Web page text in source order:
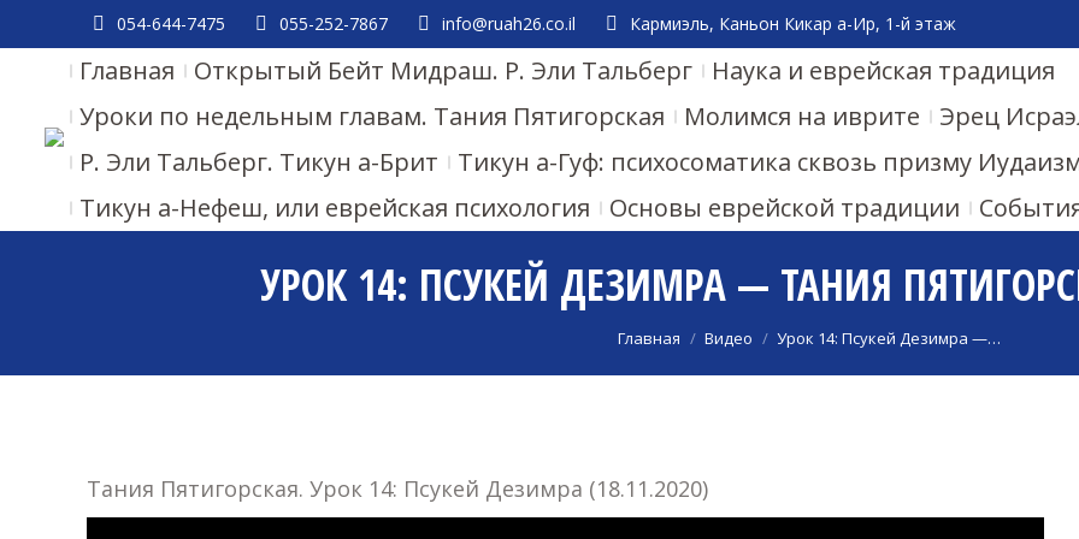
054-644-7475 055-252-7867 info@ruah26.co.il Кармиэль, Каньон Кикар а-Ир, 1-й этаж
Главная Открытый Бейт Мидраш. Р. Эли Тальберг
Наука и еврейская традиция
Уроки по недельным главам. Тания Пятигорская
Молимся на иврите
Эрец
Р. Эли Тальберг. Тикун а-Брит
Тикун а-Гуф: психосоматика сквозь призму
Тикун а-Нефеш, или еврейская психология
Основы еврейской традиции
УРОК 14: ПСУКЕЙ ДЕЗИМРА — ТАНИЯ
Вы здесь:
Главная Видео Урок 14: Псукей Дезимра —…
Тания Пятигорская. Урок 14: Псукей Дезимра (18.11.2020)